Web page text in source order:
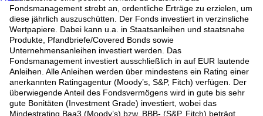
JCDECAUX SE 5% Jan29 (1.84%)
BANCO BPI SA RegS,3.625,2028-07-04 (1.84%)
Metso Outotec Oyj EO-Medium-Term Nts 2022(22/27) (1.83%)
ERSTE GROUP BANK AG (UNGTD) 4%/VAR 06/07/2033
REGS (1.82%)
MORGAN STANLE VAR Mar29 (1.81%)
Rest (48.35%)
Fondsmanagement strebt an, ordentliche Erträge zu erzielen, um
diese jährlich auszuschütten. Der Fonds investiert in verzinsliche
Wertpapiere. Dabei kann u.a. in Staatsanleihen und staatsnahe
Produkte, Pfandbriefe/Covered Bonds sowie
Unternehmensanleihen investiert werden. Das
Fondsmanagement investiert ausschließlich in auf EUR lautende
Anleihen. Alle Anleihen werden über mindestens ein Rating einer
anerkannten Ratingagentur (Moody’s, S&P, Fitch) verfügen. Der
überwiegende Anteil des Fondsvermögens wird in gute bis sehr
gute Bonitäten (Investment Grade) investiert, wobei das
Mindestrating Baa3 (Moody’s) bzw. BBB- (S&P, Fitch) beträgt.